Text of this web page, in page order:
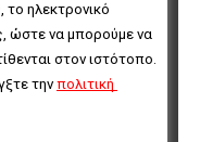
ηλεκτρονικό
ώστε να μπορούμε να
στον ιστότοπο.
την πολιτική